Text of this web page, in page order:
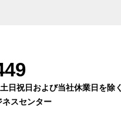
日祝日および当社休業日を除く
ネスセンター